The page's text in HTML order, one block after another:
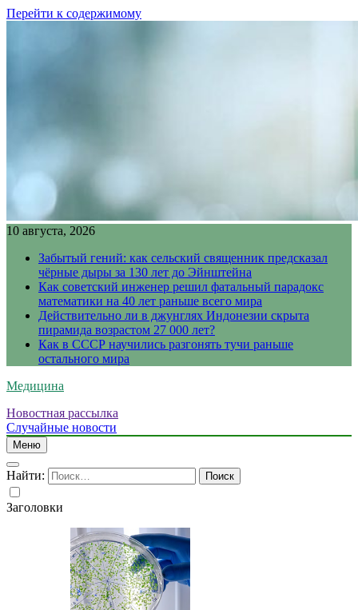
Перейти к содержимому
10 августа, 2026
Забытый гений: как сельский священник предсказал
чёрные дыры за 130 лет до Эйнштейна
Как советский инженер решил фатальный парадокс
математики на 40 лет раньше всего мира
Действительно ли в джунглях Индонезии скрыта
пирамида возрастом 27 000 лет?
Как в СССР научились разгонять тучи раньше
остального мира
Медицина
Новостная рассылка
Случайные новости
Меню
Найти:
Заголовки